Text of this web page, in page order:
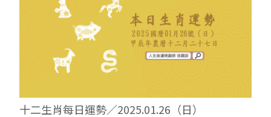
十二生肖每日運勢／2025.01.26（日）